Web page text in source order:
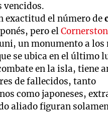
vencidos.
exactitud el número de
pero el
un monumento a los
se ubica en el último
en la isla, tiene
de fallecidos, tanto
como japoneses,
aliado figuran